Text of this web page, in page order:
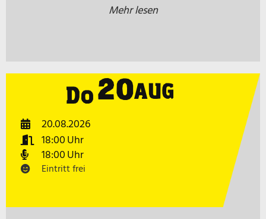
Mehr lesen
Do20AUG
20.08.2026
18:00
18:00
Eintritt frei